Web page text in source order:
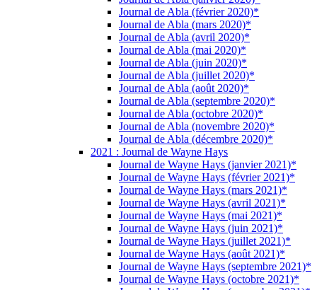
Journal de Abla (février 2020)*
Journal de Abla (mars 2020)*
Journal de Abla (avril 2020)*
Journal de Abla (mai 2020)*
Journal de Abla (juin 2020)*
Journal de Abla (juillet 2020)*
Journal de Abla (août 2020)*
Journal de Abla (septembre 2020)*
Journal de Abla (octobre 2020)*
Journal de Abla (novembre 2020)*
Journal de Abla (décembre 2020)*
2021 : Journal de Wayne Hays
Journal de Wayne Hays (janvier 2021)*
Journal de Wayne Hays (février 2021)*
Journal de Wayne Hays (mars 2021)*
Journal de Wayne Hays (avril 2021)*
Journal de Wayne Hays (mai 2021)*
Journal de Wayne Hays (juin 2021)*
Journal de Wayne Hays (juillet 2021)*
Journal de Wayne Hays (août 2021)*
Journal de Wayne Hays (septembre 2021)*
Journal de Wayne Hays (octobre 2021)*